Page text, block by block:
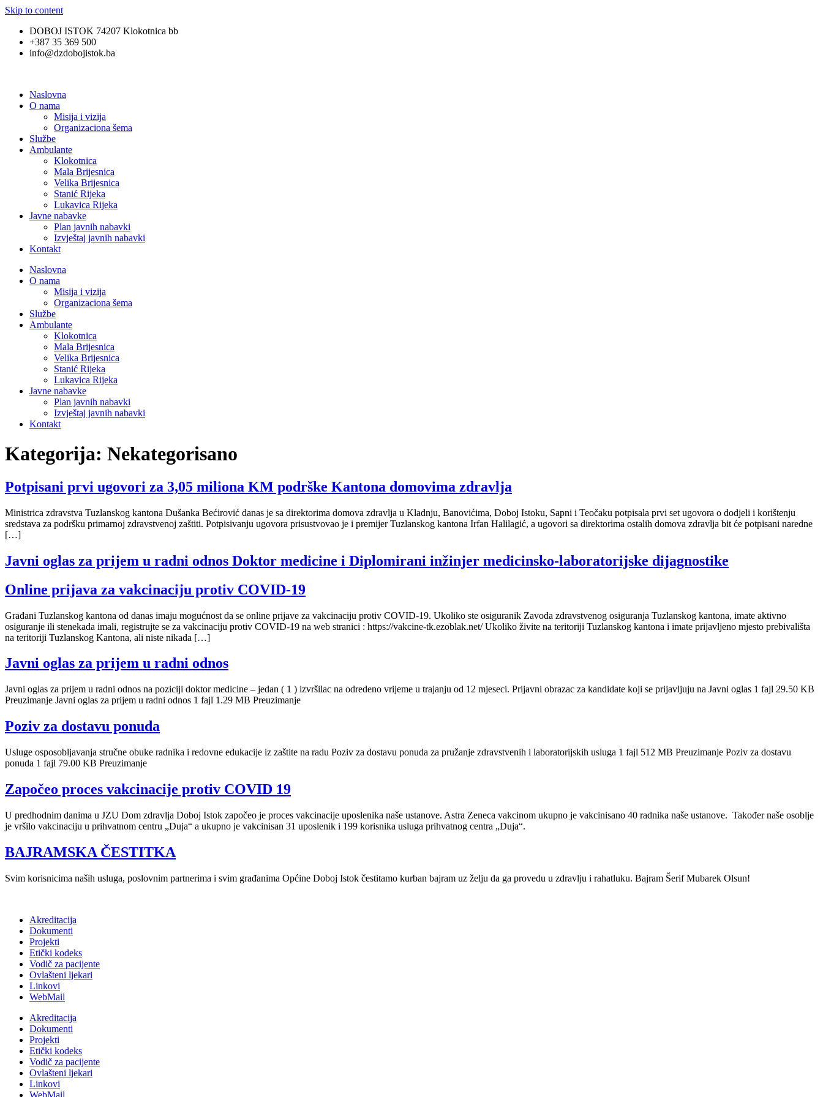
Skip to content
DOBOJ ISTOK 74207 Klokotnica bb
+387 35 369 500
info@dzdobojistok.ba
Naslovna
O nama
Misija i vizija
Organizaciona šema
Službe
Ambulante
Klokotnica
Mala Brijesnica
Velika Brijesnica
Stanić Rijeka
Lukavica Rijeka
Javne nabavke
Plan javnih nabavki
Izvještaj javnih nabavki
Kontakt
Naslovna
O nama
Misija i vizija
Organizaciona šema
Službe
Ambulante
Klokotnica
Mala Brijesnica
Velika Brijesnica
Stanić Rijeka
Lukavica Rijeka
Javne nabavke
Plan javnih nabavki
Izvještaj javnih nabavki
Kontakt
Kategorija: Nekategorisano
Potpisani prvi ugovori za 3,05 miliona KM podrške Kantona domovima zdravlja
Ministrica zdravstva Tuzlanskog kantona Dušanka Bećirović danas je sa direktorima domova zdravlja u Kladnju, Banovićima, Doboj Istoku, Sapni i Teočaku potpisala prvi set ugovora o dodjeli i korištenju
sredstava za podršku primarnoj zdravstvenoj zaštiti. Potpisivanju ugovora prisustvovao je i premijer Tuzlanskog kantona Irfan Halilagić, a ugovori sa direktorima ostalih domova zdravlja bit će potpisani naredne
[…]
Javni oglas za prijem u radni odnos Doktor medicine i Diplomirani inžinjer medicinsko-laboratorijske dijagnostike
Online prijava za vakcinaciju protiv COVID-19
Građani Tuzlanskog kantona od danas imaju mogućnost da se online prijave za vakcinaciju protiv COVID-19. Ukoliko ste osiguranik Zavoda zdravstvenog osiguranja Tuzlanskog kantona, imate aktivno
osiguranje ili stenekada imali, registrujte se za vakcinaciju protiv COVID-19 na web stranici : https://vakcine-tk.ezoblak.net/ Ukoliko živite na teritoriji Tuzlanskog kantona i imate prijavljeno mjesto prebivališta
na teritoriji Tuzlanskog Kantona, ali niste nikada […]
Javni oglas za prijem u radni odnos
Javni oglas za prijem u radni odnos na poziciji doktor medicine – jedan ( 1 ) izvršilac na odredeno vrijeme u trajanju od 12 mjeseci. Prijavni obrazac za kandidate koji se prijavljuju na Javni oglas 1 fajl 29.50 KB
Preuzimanje Javni oglas za prijem u radni odnos 1 fajl 1.29 MB Preuzimanje
Poziv za dostavu ponuda
Usluge osposobljavanja stručne obuke radnika i redovne edukacije iz zaštite na radu Poziv za dostavu ponuda za pružanje zdravstvenih i laboratorijskih usluga 1 fajl 512 MB Preuzimanje Poziv za dostavu
ponuda 1 fajl 79.00 KB Preuzimanje
Započeo proces vakcinacije protiv COVID 19
U predhodnim danima u JZU Dom zdravlja Doboj Istok započeo je proces vakcinacije uposlenika naše ustanove. Astra Zeneca vakcinom ukupno je vakcinisano 40 radnika naše ustanove. Također naše osoblje
je vršilo vakcinaciju u prihvatnom centru „Duja“ a ukupno je vakcinisan 31 uposlenik i 199 korisnika usluga prihvatnog centra „Duja“.
BAJRAMSKA ČESTITKA
Svim korisnicima naših usluga, poslovnim partnerima i svim građanima Općine Doboj Istok čestitamo kurban bajram uz želju da ga provedu u zdravlju i rahatluku. Bajram Šerif Mubarek Olsun!
Akreditacija
Dokumenti
Projekti
Etički kodeks
Vodič za pacijente
Ovlašteni ljekari
Linkovi
WebMail
Akreditacija
Dokumenti
Projekti
Etički kodeks
Vodič za pacijente
Ovlašteni ljekari
Linkovi
WebMail